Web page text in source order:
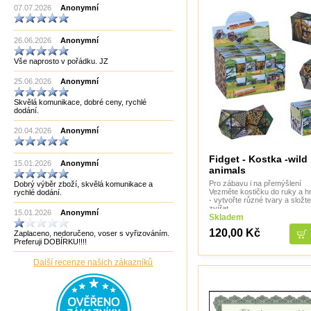
Fidget - Kostka -wild
animals
Pro zábavu i na přemýšlení
Vezměte kostičku do ruky a
- vytvořte různé tvary a
zvířat
Skladem
120,00 Kč
Made in China
Made in EU
Made in India CHOPRA
Made in Taiwan
Manopoulos
MF3
mf8
MoYu
Německo
Německo Bartl
Německo HCM
New Pelikan
Old Pelikan
Out of the blue
Philos
Piatnik
Puzzle Master Kanada
QiYi
RADEMIC
Recent Toys
Robetoy
Robetoy,Bartl
Rubiks
Rumunsko
ShengShou)
Sonic Games
07.07.2026 Anonymní
26.06.2026 Anonymní
Vše naprosto v pořádku. JZ
25.06.2026 Anonymní
Skvělá komunikace, dobré ceny, rychlé
dodání.
20.04.2026 Anonymní
15.01.2026 Anonymní
Dobrý výběr zboží, skvělá komunikace a
rychlé dodání.
15.01.2026 Anonymní
Zaplaceno, nedoručeno, voser s vyřizováním.
Preferuji DOBÍRKU!!!!
Další recenze našich zákazníků